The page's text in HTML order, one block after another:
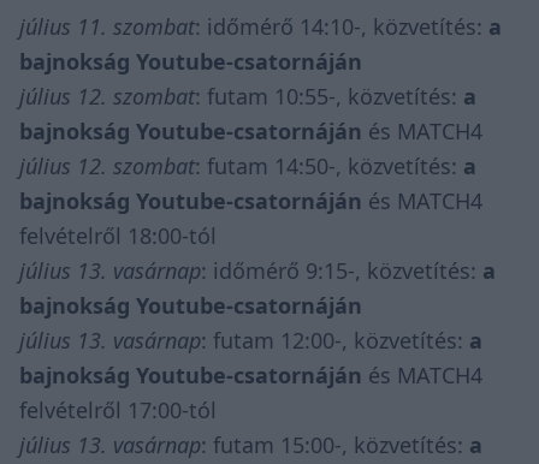
július 11. szombat: időmérő 14:10-, közvetítés: a
bajnokság Youtube-csatornáján
július 12. szombat: futam 10:55-, közvetítés: a
bajnokság Youtube-csatornáján és MATCH4
július 12. szombat: futam 14:50-, közvetítés: a
bajnokság Youtube-csatornáján és MATCH4
felvételről 18:00-tól
július 13. vasárnap: időmérő 9:15-, közvetítés: a
bajnokság Youtube-csatornáján
július 13. vasárnap: futam 12:00-, közvetítés: a
bajnokság Youtube-csatornáján és MATCH4
felvételről 17:00-tól
július 13. vasárnap: futam 15:00-, közvetítés: a